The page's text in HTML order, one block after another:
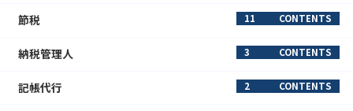
節税 11 CONTENTS
納税管理人 3 CONTENTS
記帳代行 2 CONTENTS